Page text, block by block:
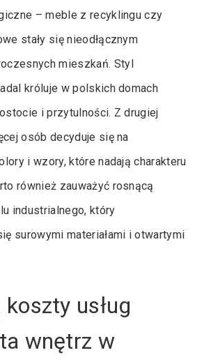
– meble z recyklingu czy
stały się nieodłącznym
mieszkań. Styl
króluje w polskich domach
i przytulności. Z drugiej
osób decyduje się na
i wzory, które nadają charakteru
również zauważyć rosnącą
industrialnego, który
surowymi materiałami i otwartymi
usług
wnętrz w